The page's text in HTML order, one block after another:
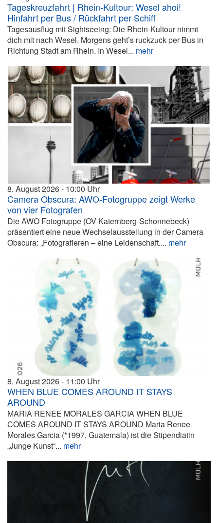
Tageskreuzfahrt | Rhein-Kultour: Wesel ahoi!
Hinfahrt per Bus / Rückfahrt per Schiff
Tagesausflug mit Sightseeing: Die Rhein-Kultour nimmt
dich mit nach Wesel. Morgens geht’s ruckzuck per Bus in
Richtung Stadt am Rhein. In Wesel... mehr
8. August 2026 10:00
Camera Obscura: AWO-Fotogruppe zeigt Werke
von vier Fotografen
Die AWO Fotogruppe (OV Katernberg-Schonnebeck)
präsentiert eine neue Wechselausstellung in der Camera
Obscura: „Fotografieren – eine Leidenschaft.... mehr
8. August 2026 11:00
WHEN BLUE COMES AROUND IT STAYS
AROUND
MARIA RENEE MORALES GARCIA WHEN BLUE
COMES AROUND IT STAYS AROUND Maria Renee
Morales Garcia (*1997, Guatemala) ist die Stipendiatin
„Junge Kunst“... mehr